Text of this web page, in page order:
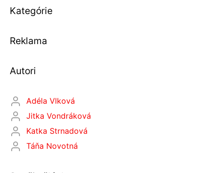
Kategórie
Reklama
Autori
Adéla Vlková
Jitka Vondráková
Katka Strnadová
Táňa Novotná